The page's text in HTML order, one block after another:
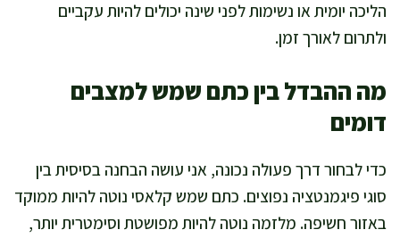
הליכה יומית או נשימות לפני שינה יכולים להיות עקביים
ולתרום לאורך זמן.
מה ההבדל בין כתם שמש למצבים
דומים
כדי לבחור דרך פעולה נכונה, אני עושה הבחנה בסיסית בין
סוגי פיגמנטציה נפוצים. כתם שמש קלאסי נוטה להיות ממוקד
באזור חשיפה. מלזמה נוטה להיות מפושטת וסימטרית יותר,